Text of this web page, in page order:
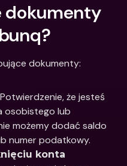
dokumenty
dokumenty:
że jesteś
osobistego lub
możemy dodać saldo
numer podatkowy.
konta